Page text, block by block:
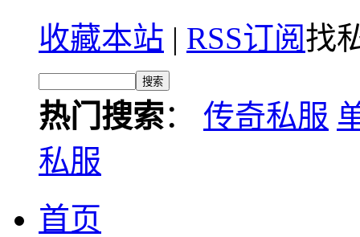
收藏本站 | RSS订阅找
热门搜索： 传奇私服
私服
首页